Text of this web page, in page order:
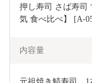
押し寿司 さば寿司
気 食べ比べ】 [A-
内容量